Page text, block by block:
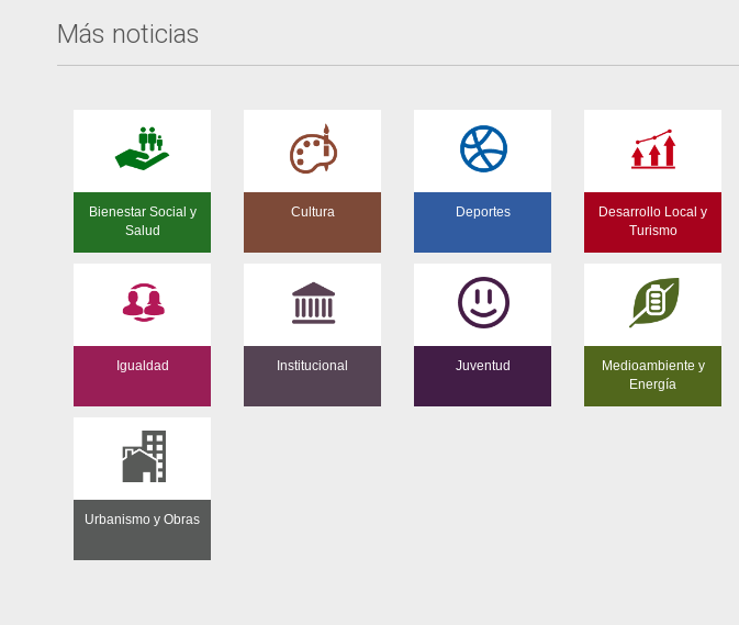
Más noticias
Bienestar Social y
Salud
Cultura Deportes
Desarrollo Local y
Turismo
Igualdad Institucional Juventud
Medioambiente y
Energía
Urbanismo y Obras